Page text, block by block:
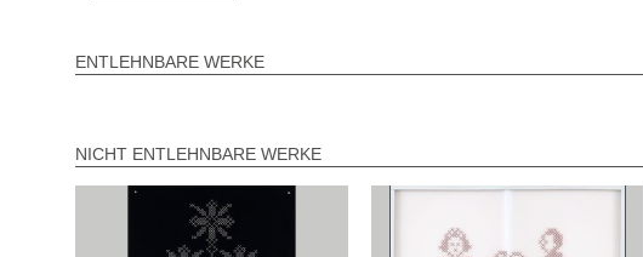
ENTLEHNBARE WERKE
NICHT ENTLEHNBARE WERKE